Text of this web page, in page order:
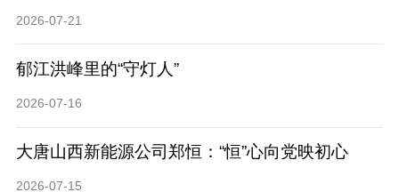
2026-07-21
郁江洪峰里的“守灯人”
2026-07-16
大唐山西新能源公司郑恒：“恒”心向党映初心
2026-07-15